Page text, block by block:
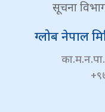
सूचना
ग्लोब नेपाल